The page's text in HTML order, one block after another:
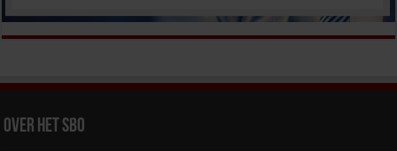
Over het SBO